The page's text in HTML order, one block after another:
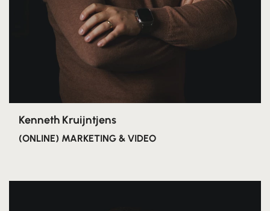
Kenneth Kruijntjens
(ONLINE) MARKETING & VIDEO